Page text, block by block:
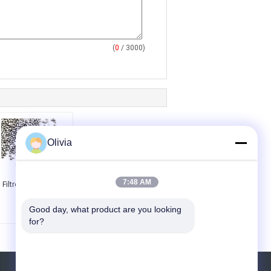
(0 / 3000)
Filtro di alluminio
Olivia
7:48 AM
Good day, what product are you looking
for?